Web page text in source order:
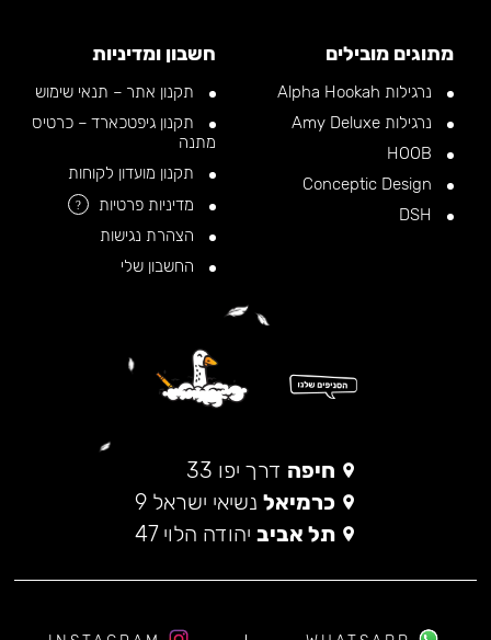
מתוגים מובילים
נרגילות Alpha Hookah
נרגילות Amy Deluxe
חשבון ומדיניות
תקנון אתר – תנאי שימוש
תקנון גיפטכארד – כרטיס
מתנה
תקנון מועדון לקוחות
מדיניות פרטיות
?
הצהרת נגישות
החשבון שלי
חיפה דרך יפו 33
כרמיאל נשיאי ישראל 9
תל אביב יהודה הלוי 47